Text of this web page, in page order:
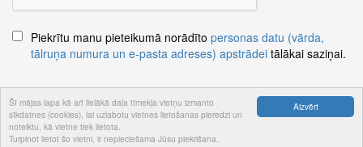
Aizvērt
Šī mājas lapa kā arī lielākā daļa tīmekļa vietņu izmanto
sīkdatnes (cookies), lai uzlabotu vietnes lietošanas pieredzi un
noteiktu, kā vietne tiek lietota.
Turpinot lietot šo vietni, ir nepieciešama Jūsu piekrišana.
Piekrītu manu pieteikumā norādīto personas datu (vārda,
tālruņa numura un e-pasta adreses) apstrādei tālākai saziņai.
Nosūtīt jautājumu